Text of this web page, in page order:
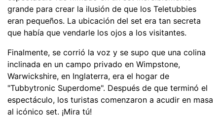
grande para crear la ilusión de que los Teletubbies
eran pequeños. La ubicación del set era tan secreta
que había que vendarle los ojos a los visitantes.
Finalmente, se corrió la voz y se supo que una colina
inclinada en un campo privado en Wimpstone,
Warwickshire, en Inglaterra, era el hogar de
"Tubbytronic Superdome". Después de que terminó el
espectáculo, los turistas comenzaron a acudir en masa
al icónico set.⁣ ¡Mira tú!